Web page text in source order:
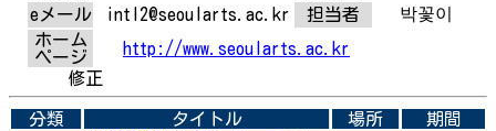
eメール
intl2@seoularts.ac.kr 担当者
박꽃이
ホーム
ページ
http://www.seoularts.ac.kr
修正
分類 タイトル 場所
期間